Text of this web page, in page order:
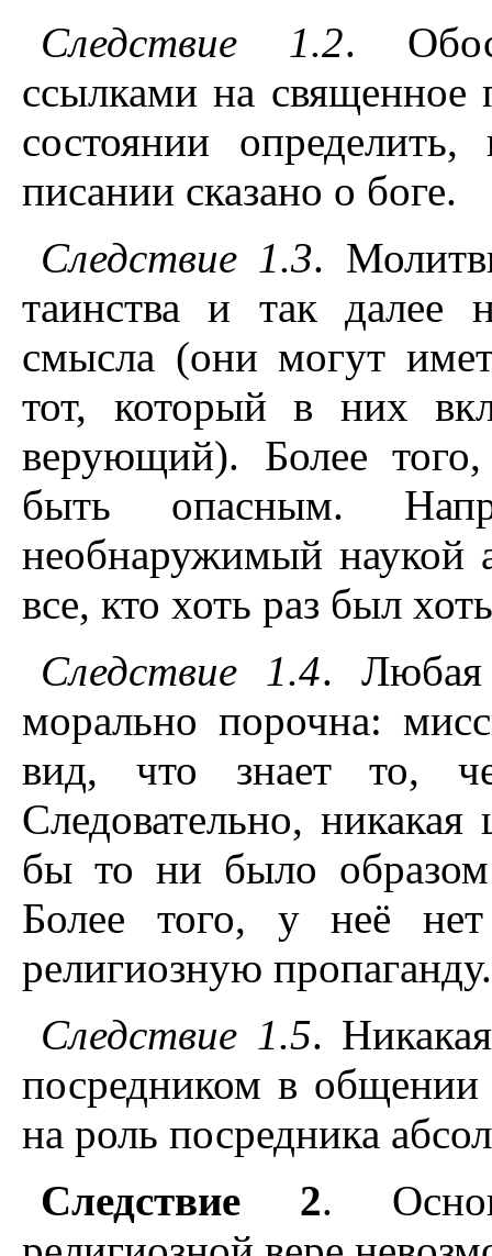
Следствие 1.2.
ссылками на
состоянии
писании сказано о боге.
Следствие 1.3.
таинства и так далее
смысла (они могут
тот, который в них
верующий). Более
быть опасным.
необнаружимый наукой
все, кто хоть раз был
Следствие 1.4. Любая
морально порочна:
вид, что знает то,
Следовательно,
бы то ни было образом
Более того, у неё
религиозную пропаганду.
Следствие 1.5.
посредником в общении
на роль посредника
Следствие 2.